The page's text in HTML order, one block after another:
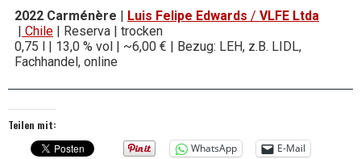
2022 Carménère | Luis Felipe Edwards / VLFE Ltda
| Chile | Reserva | trocken
0,75 l | 13,0 % vol | ~6,00 € | Bezug: LEH, z.B. LIDL,
Fachhandel, online
Teilen mit:
WhatsApp
E-Mail